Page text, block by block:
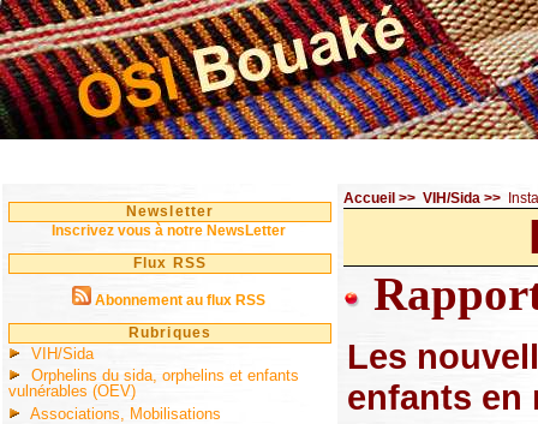
Newsletter
Inscrivez vous à notre NewsLetter
Flux RSS
Abonnement au flux RSS
Rubriques
VIH/Sida
Orphelins du sida, orphelins et enfants
vulnérables (OEV)
Associations, Mobilisations
Accueil >> VIH/Sida >>
Les
enfants en